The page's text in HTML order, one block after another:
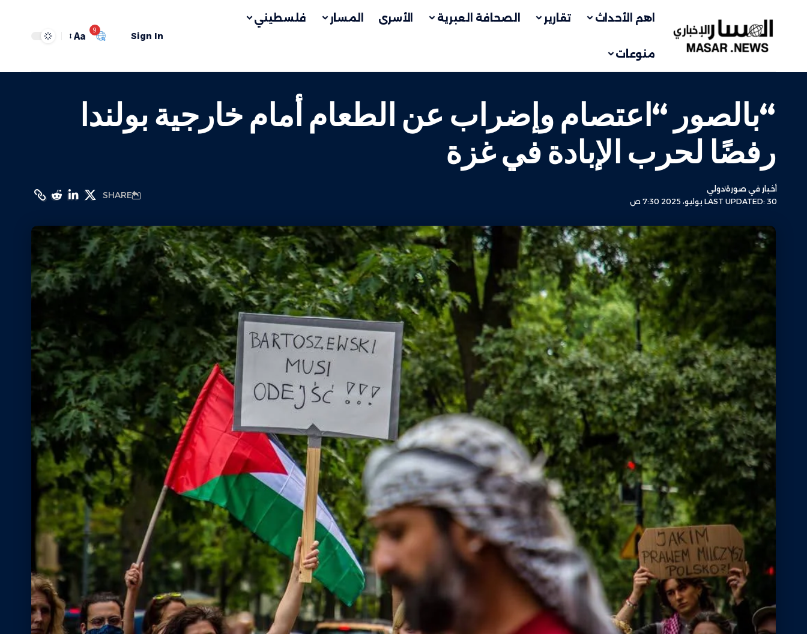
اهم الأحداث تقارير الصحافة العبرية الأسرى المسار فلسطيني
منوعات
Sign In
9
Aa
“بالصور “اعتصام وإضراب عن الطعام أمام خارجية بولندا
رفضًا لحرب الإبادة في غزة
LAST UPDATED: 30 يوليو، 2025 7:30 ص
أخبار في صورةدولي
SHARE